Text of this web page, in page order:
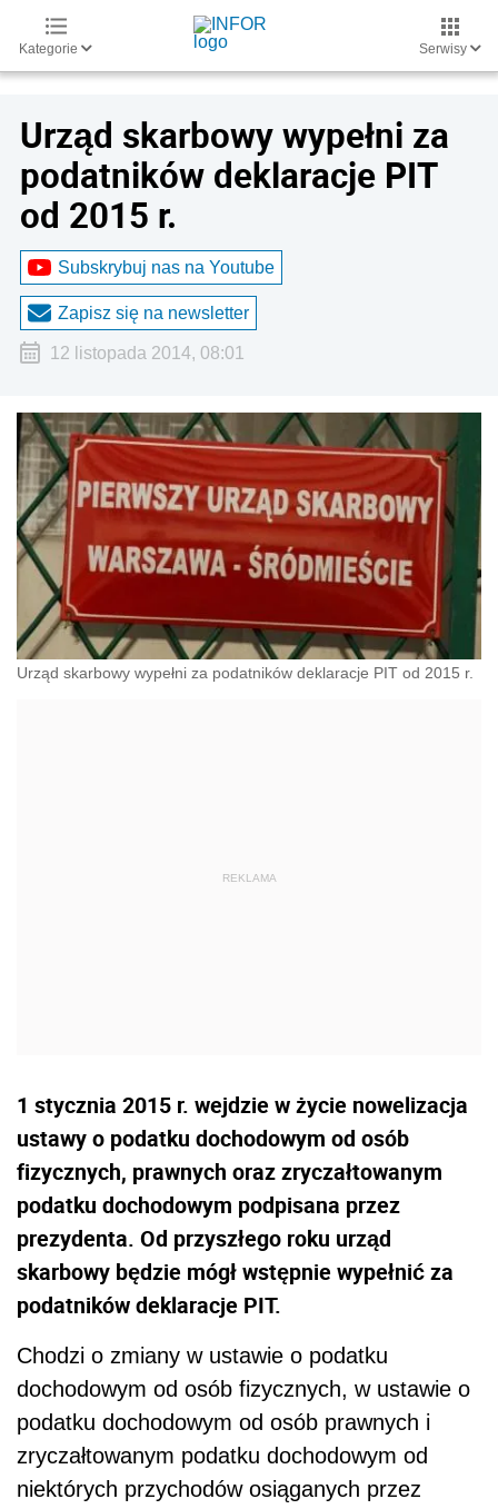
Kategorie Serwisy
Urząd skarbowy wypełni za
podatników deklaracje PIT
od 2015 r.
Subskrybuj nas na Youtube
Zapisz się na newsletter
12 listopada 2014, 08:01
Urząd skarbowy wypełni za podatników deklaracje PIT od 2015 r.
1 stycznia 2015 r. wejdzie w życie nowelizacja
ustawy o podatku dochodowym od osób
fizycznych, prawnych oraz zryczałtowanym
podatku dochodowym podpisana przez
prezydenta. Od przyszłego roku urząd
skarbowy będzie mógł wstępnie wypełnić za
podatników deklaracje PIT.
Chodzi o zmiany w ustawie o podatku
dochodowym od osób fizycznych, w ustawie o
podatku dochodowym od osób prawnych i
zryczałtowanym podatku dochodowym od
niektórych przychodów osiąganych przez